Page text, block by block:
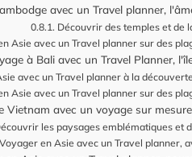
avec un Travel planner,
Découvrir des temples et de
Asie avec un Travel planner sur des
à Bali avec un Travel Planner,
avec un Travel planner à la
Asie avec un Travel planner sur des
Vietnam avec un voyage sur
les paysages emblématiques et
Voyager en Asie avec un Travel planner,